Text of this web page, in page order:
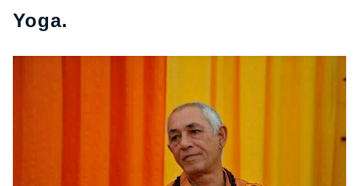
Yoga.